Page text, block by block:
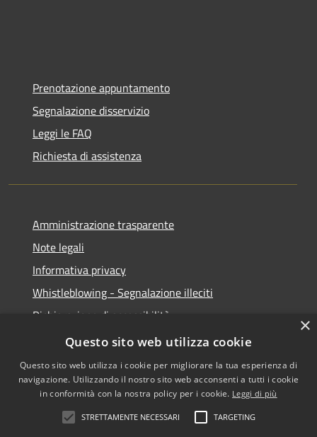
Prenotazione appuntamento
Segnalazione disservizio
Leggi le FAQ
Richiesta di assistenza
Amministrazione trasparente
Note legali
Informativa privacy
Whistleblowing - Segnalazione illeciti
Dichiarazione di accessibilità
Obiettivi di acessibilità
Accessibilità
Copyright © 2026 • Comune di
Voghera • Powered by
×
Questo sito web utilizza cookie
Questo sito web utilizza i cookie per migliorare la tua esperienza di
navigazione. Utilizzando il nostro sito web acconsenti a tutti i cookie
in conformità con la nostra policy per i cookie. Leggi di più
STRETTAMENTE NECESSARI TARGETING